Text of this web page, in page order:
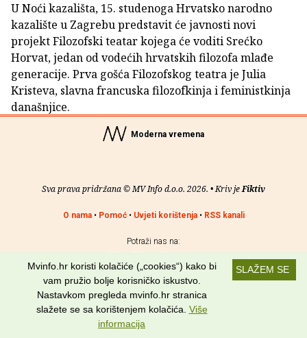
U Noći kazališta, 15. studenoga Hrvatsko narodno
kazalište u Zagrebu predstavit će javnosti novi
projekt Filozofski teatar kojega će voditi Srećko
Horvat, jedan od vodećih hrvatskih filozofa mlađe
generacije. Prva gošća Filozofskog teatra je Julia
Kristeva, slavna francuska filozofkinja i feministkinja
današnjice.
Moderna vremena
Sva prava pridržana © MV Info d.o.o. 2026. • Kriv jeFiktiv
O nama• Pomoć• Uvjeti korištenja• RSS kanali
Potraži nas na:
SLAŽEM SE
Mvinfo.hr koristi kolačiće („cookies“) kako bi
vam pružio bolje korisničko iskustvo.
Nastavkom pregleda mvinfo.hr stranica
slažete se sa korištenjem kolačića. Više
informacija